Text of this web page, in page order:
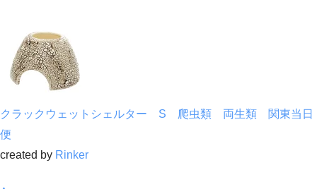
クラックウェットシェルター S 爬虫類 両生類 関東当日
便
created by Rinker